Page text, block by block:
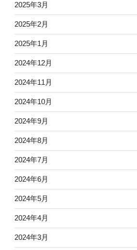
2025年3月
2025年2月
2025年1月
2024年12月
2024年11月
2024年10月
2024年9月
2024年8月
2024年7月
2024年6月
2024年5月
2024年4月
2024年3月